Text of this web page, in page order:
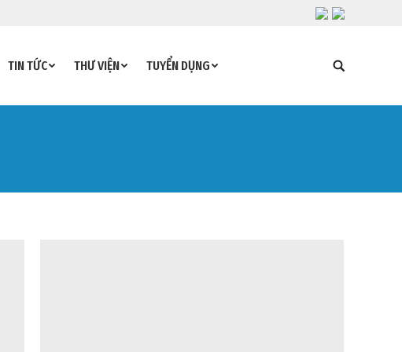
TIN TỨC THƯ VIỆN TUYỂN DỤNG Search: